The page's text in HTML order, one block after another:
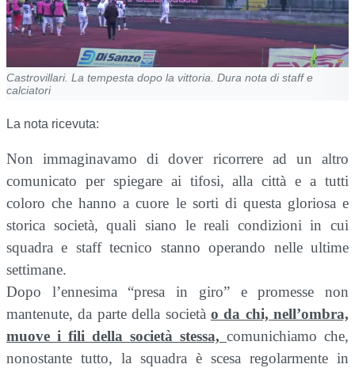
Castrovillari. La tempesta dopo la vittoria. Dura nota di staff e
calciatori
La nota ricevuta:
Non immaginavamo di dover ricorrere ad un altro
comunicato per spiegare ai tifosi, alla città e a tutti
coloro che hanno a cuore le sorti di questa gloriosa e
storica società, quali siano le reali condizioni in cui
squadra e staff tecnico stanno operando nelle ultime
settimane.
Dopo l’ennesima “presa in giro” e promesse non
mantenute, da parte della società o da chi, nell’ombra,
muove i fili della società stessa, comunichiamo che,
nonostante tutto, la squadra è scesa regolarmente in